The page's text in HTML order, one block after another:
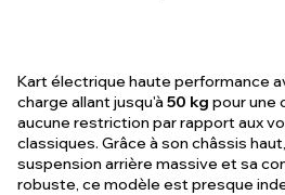
Kart électrique haute performance
charge allant jusqu'à 50 kg pour une
aucune restriction par rapport aux
classiques. Grâce à son châssis
suspension arrière massive et sa
robuste, ce modèle est presque